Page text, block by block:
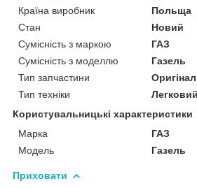
Країна виробник
Польща
Стан
Новий
Сумісність з маркою
ГАЗ
Сумісність з моделлю
Газель
Тип запчастини
Оригінал
Тип техніки
Користувальницькі характеристики
Марка
ГАЗ
Мoдель
Газель
Приховати